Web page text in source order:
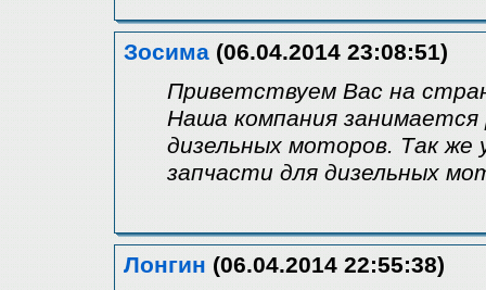
Зосима (06.04.2014 23:08:51)
Приветствуем Вас на
Наша компания
дизельных моторов. Так
запчасти для дизельных
Лонгин (06.04.2014 22:55:38)